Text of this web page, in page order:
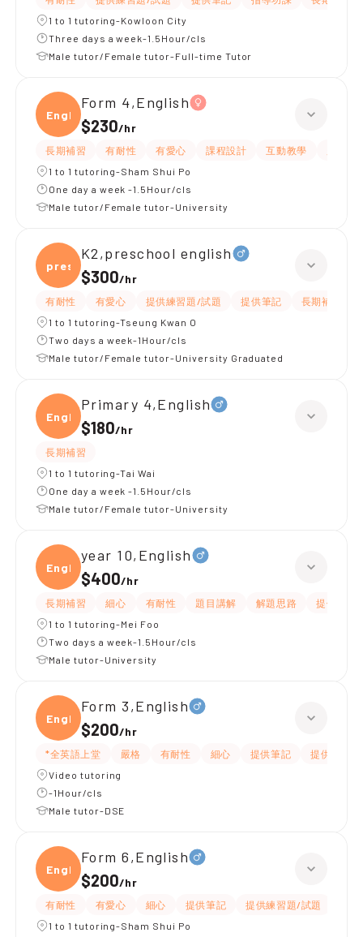
1 to 1 tutoring-Kowloon City
Three days a week-1.5Hour/cls
Male tutor/Female tutor-Full-time Tutor
Engli
Form 4,English
$230/hr
長期補習 有耐性 有愛心 課程設計 互動教學
1 to 1 tutoring-Sham Shui Po
One day a week -1.5Hour/cls
Male tutor/Female tutor-University
presc
K2,preschool english
$300/hr
有耐性 有愛心 提供練習題/試題 提供筆記
長期補習
1 to 1 tutoring-Tseung Kwan O
Two days a week-1Hour/cls
Male tutor/Female tutor-University Graduated
Engli
Primary 4,English
$180/hr
長期補習
1 to 1 tutoring-Tai Wai
One day a week -1.5Hour/cls
Male tutor/Female tutor-University
Engli
year 10,English
$400/hr
長期補習 細心 有耐性 題目講解 解題思路
提供練習
1 to 1 tutoring-Mei Foo
Two days a week-1.5Hour/cls
Male tutor-University
Engli
Form 3,English
$200/hr
*全英語上堂 嚴格 有耐性 細心 提供筆記
提供練習
Video tutoring
-1Hour/cls
Male tutor-DSE
Engli
Form 6,English
$200/hr
有耐性 有愛心 細心 提供筆記 提供練習題/試題
1 to 1 tutoring-Sham Shui Po